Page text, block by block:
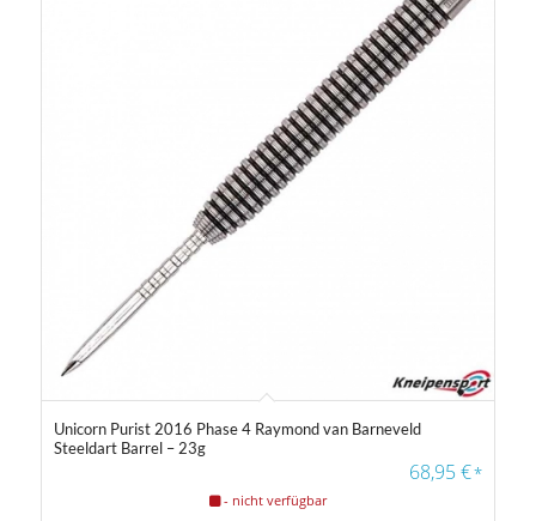
Unicorn Purist 2016 Phase 4 Raymond van Barneveld
Steeldart Barrel – 23g
68,95€*
- nicht verfügbar